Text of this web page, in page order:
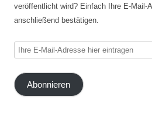
veröffentlicht wird? Einfach Ihre E-Mail-
anschließend bestätigen.
Ihre
Mail-
Adresse
Abonnieren